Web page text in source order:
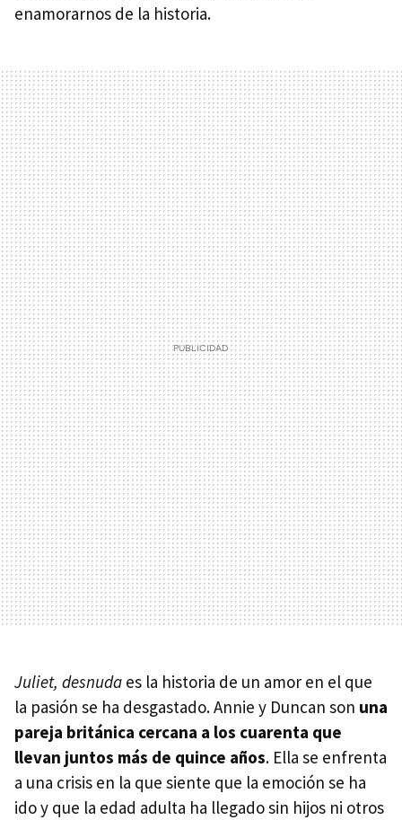
enamorarnos de la historia.
Juliet, desnuda es la historia de un amor en el que
la pasión se ha desgastado. Annie y Duncan son una
pareja británica cercana a los cuarenta que
llevan juntos más de quince años. Ella se enfrenta
a una crisis en la que siente que la emoción se ha
ido y que la edad adulta ha llegado sin hijos ni otros